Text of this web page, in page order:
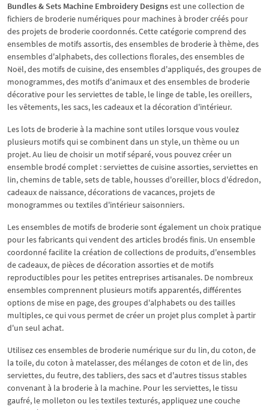
Bundles & Sets Machine Embroidery Designsest une collection de
fichiers de broderie numériques pour machines à broder créés pour
des projets de broderie coordonnés. Cette catégorie comprend des
ensembles de motifs assortis, des ensembles de broderie à thème, des
ensembles d'alphabets, des collections florales, des ensembles de
Noël, des motifs de cuisine, des ensembles d'appliqués, des groupes de
monogrammes, des motifs d'animaux et des ensembles de broderie
décorative pour les serviettes de table, le linge de table, les oreillers,
les vêtements, les sacs, les cadeaux et la décoration d'intérieur.
Les lots de broderie à la machine sont utiles lorsque vous voulez
plusieurs motifs qui se combinent dans un style, un thème ou un
projet. Au lieu de choisir un motif séparé, vous pouvez créer un
ensemble brodé complet : serviettes de cuisine assorties, serviettes en
lin, chemins de table, sets de table, housses d'oreiller, blocs d'édredon,
cadeaux de naissance, décorations de vacances, projets de
monogrammes ou textiles d'intérieur saisonniers.
Les ensembles de motifs de broderie sont également un choix pratique
pour les fabricants qui vendent des articles brodés finis. Un ensemble
coordonné facilite la création de collections de produits, d'ensembles
de cadeaux, de pièces de décoration assorties et de motifs
reproductibles pour les petites entreprises artisanales. De nombreux
ensembles comprennent plusieurs motifs apparentés, différentes
options de mise en page, des groupes d'alphabets ou des tailles
multiples, ce qui vous permet de créer un projet plus complet à partir
d'un seul achat.
Utilisez ces ensembles de broderie numérique sur du lin, du coton, de
la toile, du coton à matelasser, des mélanges de coton et de lin, des
serviettes, du feutre, des tabliers, des sacs et d'autres tissus stables
convenant à la broderie à la machine. Pour les serviettes, le tissu
gaufré, le molleton ou les textiles texturés, appliquez une couche